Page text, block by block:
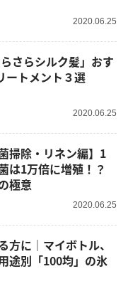
2020.06.25
さらシルク髪」おす
ートメント３選
2020.06.25
掃除・リネン編】1
は1万倍に増殖！？
極意
2020.06.25
方に｜マイボトル、
途別「100均」の氷